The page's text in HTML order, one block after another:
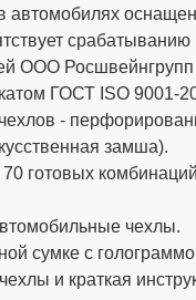
автомобилях
ООО
ГОСТ ISO 9001-
-
замша).
готовых
чехлы.
сумке с
и краткая